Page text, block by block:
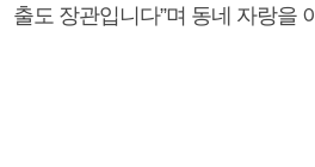
출도 장관입니다”며 동네 자랑을